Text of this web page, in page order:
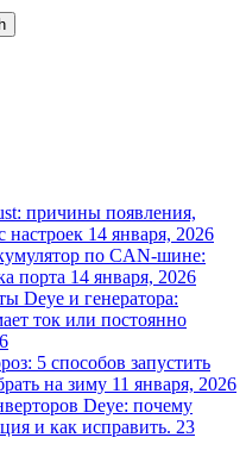
причины появления,
настроек 14 января, 2026
по CAN-шине:
порта 14 января, 2026
Deye и генератора:
ток или постоянно
5 способов запустить
на зиму 11 января, 2026
Deye: почему
и как исправить. 23